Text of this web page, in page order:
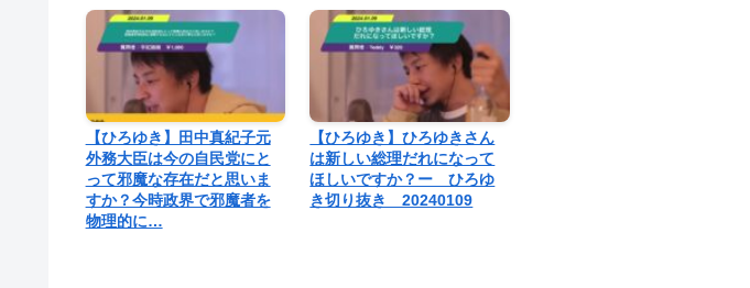
【ひろゆき】田中真紀子元
外務大臣は今の自民党にと
って邪魔な存在だと思いま
すか？今時政界で邪魔者を
物理的に…
【ひろゆき】ひろゆきさん
は新しい総理だれになって
ほしいですか？ー ひろゆ
き切り抜き 20240109